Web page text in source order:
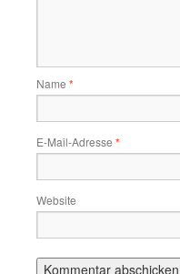
Name *
E-Mail-Adresse *
Website